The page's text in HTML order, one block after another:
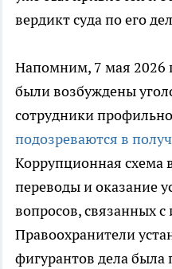
вердикт суда по его
Напомним, 7 мая 2026
были возбуждены
сотрудники
подозреваются в
Коррупционная схема
переводы и оказание
вопросов, связанных
Правоохранители
фигурантов дела была